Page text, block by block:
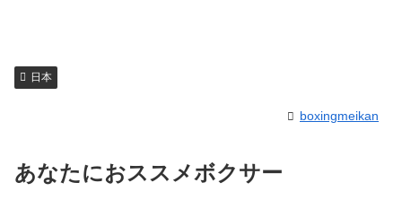
日本
boxingmeikan
あなたにおススメボクサー